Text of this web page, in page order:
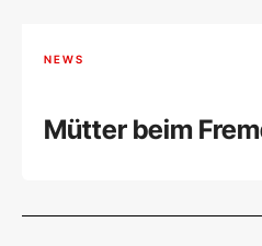
NEWS
Mütter beim